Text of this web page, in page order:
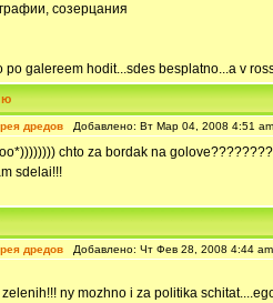
созерцания
po galereem hodit...sdes besplatno...a v
дредов Добавлено: Вт Мар 04, 2008 4:51
chto za bordak na
sdelai!!!
дредов Добавлено: Чт Фев 28, 2008 4:44
ny mozhno i za politika